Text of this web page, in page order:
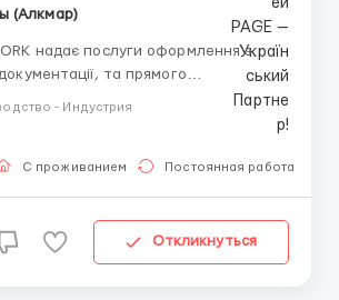
(Алкмар)
надає послуги оформлення з
та прямого
- Индустрия
С проживанием Постоянная работа
Откликнуться